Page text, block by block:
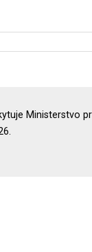
Ministerstvo